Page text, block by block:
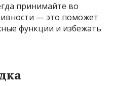
принимайте во
— это поможет
функции и избежать